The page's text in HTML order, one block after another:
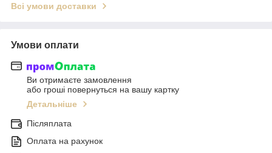
Всі умови доставки
Умови оплати
Ви отримаєте замовлення
або гроші повернуться на вашу картку
Детальніше
Післяплата
Оплата на рахунок